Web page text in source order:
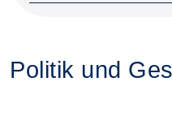
Politik und